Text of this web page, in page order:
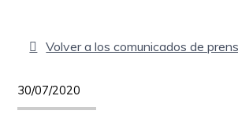
Volver a los comunicados de
30/07/2020